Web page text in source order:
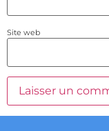
Site web